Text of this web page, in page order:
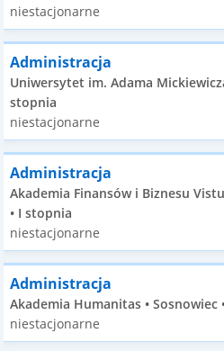
niestacjonarne
Administracja
Uniwersytet im. Adama
stopnia
niestacjonarne
Administracja
Akademia Finansów i Biznesu
• I stopnia
niestacjonarne
Administracja
Akademia Humanitas • Sosnowiec
niestacjonarne